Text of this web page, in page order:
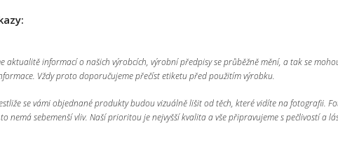
aktualitě informací o našich výrobcích, výrobní předpisy se průběžně mění, a tak se
Vždy proto doporučujeme přečíst etiketu před použitím výrobku.
se vámi objednané produkty budou vizuálně lišit od těch, které vidíte na fotografii.
nemá sebemenší vliv. Naší prioritou je nejvyšší kvalita a vše připravujeme s pečlivostí a